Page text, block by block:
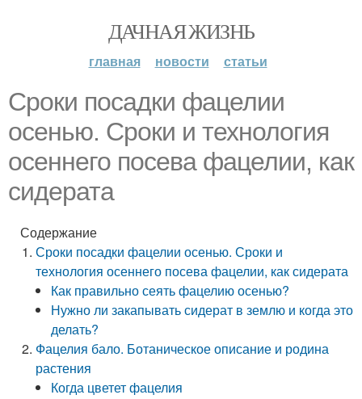
ДАЧНАЯ ЖИЗНЬ
главная новости статьи
Сроки посадки фацелии
осенью. Сроки и технология
осеннего посева фацелии, как
сидерата
Содержание
Сроки посадки фацелии осенью. Сроки и
технология осеннего посева фацелии, как сидерата
Как правильно сеять фацелию осенью?
Нужно ли закапывать сидерат в землю и когда это
делать?
Фацелия бало. Ботаническое описание и родина
растения
Когда цветет фацелия